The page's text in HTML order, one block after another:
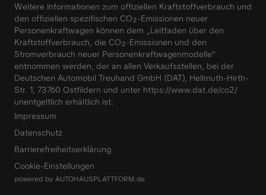
Impressum
Datenschutz
Barrierefreiheitserklärung
Cookie-Einstellungen
Weitere Informationen zum offiziellen Kraftstoffverbrauch und
den offiziellen spezifischen CO₂-Emissionen neuer
Personenkraftwagen können dem „Leitfaden über den
Kraftstoffverbrauch, die CO₂-Emissionen und den
Stromverbrauch neuer Personenkraftwagenmodelle“
entnommen werden, der an allen Verkaufsstellen, bei der
Deutschen Automobil Treuhand GmbH (DAT), Hellmuth-Hirth-
Str. 1, 73760 Ostfildern und unter https://www.dat.de/co2/
unentgeltlich erhältlich ist.
powered by AUTOHAUSPLATTFORM.de